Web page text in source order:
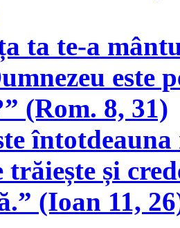
ta te-a
(Rom. 8, 31)
trăiește și
(Ioan 11,